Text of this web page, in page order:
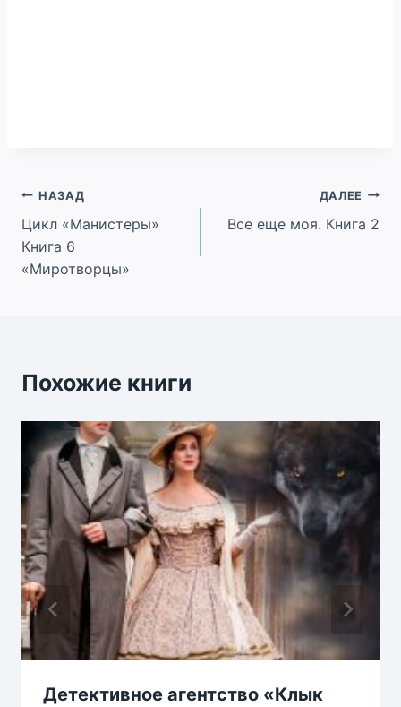
Навигация
по
записям
НАЗАД
Цикл «Манистеры»
Книга 6
«Миротворцы»
ДАЛЕЕ
Все еще моя. Книга 2
Похожие книги
Детективное агентство «Клык